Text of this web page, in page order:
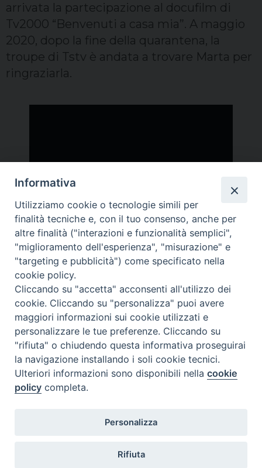
arrivata la partecipazione al docufilm di
Tv2000 “Benvenuti a casa mia”. A maggio
2020, dopo la fine della quarantena, la
troupe di Tstv è andata a trovare Marta per
ringraziarla.
Famiglie Benevento
— TSTV
Memoria delCovid ©2020
Privacy Policy
Informativa
Utilizziamo cookie o tecnologie simili per
finalità tecniche e, con il tuo consenso, anche per
altre finalità ("interazioni e funzionalità semplici",
"miglioramento dell'esperienza", "misurazione" e
"targeting e pubblicità") come specificato nella
cookie policy.
Cliccando su "accetta" acconsenti all'utilizzo dei
cookie. Cliccando su "personalizza" puoi avere
maggiori informazioni sui cookie utilizzati e
personalizzare le tue preferenze. Cliccando su
"rifiuta" o chiudendo questa informativa proseguirai
la navigazione installando i soli cookie tecnici.
Ulteriori informazioni sono disponibili nellacookie
policy completa.
Personalizza
Rifiuta